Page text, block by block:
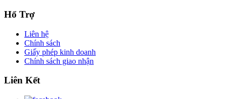
Hổ Trợ
Liên hệ
Chính sách
Giấy phép kinh doanh
Chính sách giao nhận
Liên Kết